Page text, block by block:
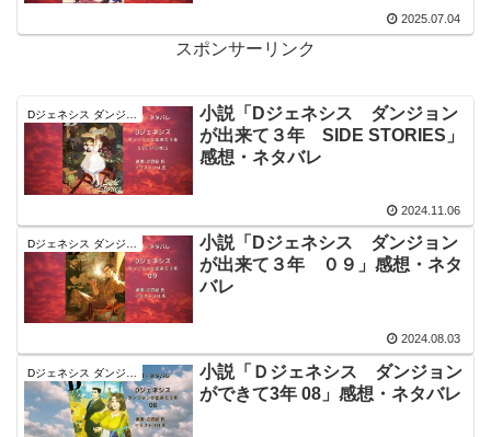
2025.07.04
スポンサーリンク
Dジェネシス ダンジョンが出来て３年
小説「Dジェネシス ダンジョン
が出来て３年 SIDE STORIES」
感想・ネタバレ
2024.11.06
小説「Dジェネシス ダンジョン
が出来て３年 ０９」感想・ネタ
バレ
2024.08.03
小説「Ｄジェネシス ダンジョン
ができて3年 08」感想・ネタバレ